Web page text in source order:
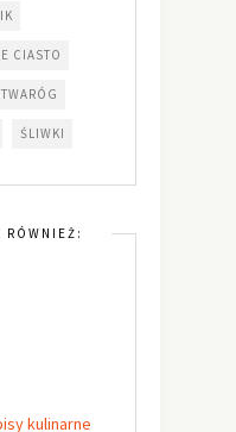
CIASTO
TWARÓG
ŚLIWKI